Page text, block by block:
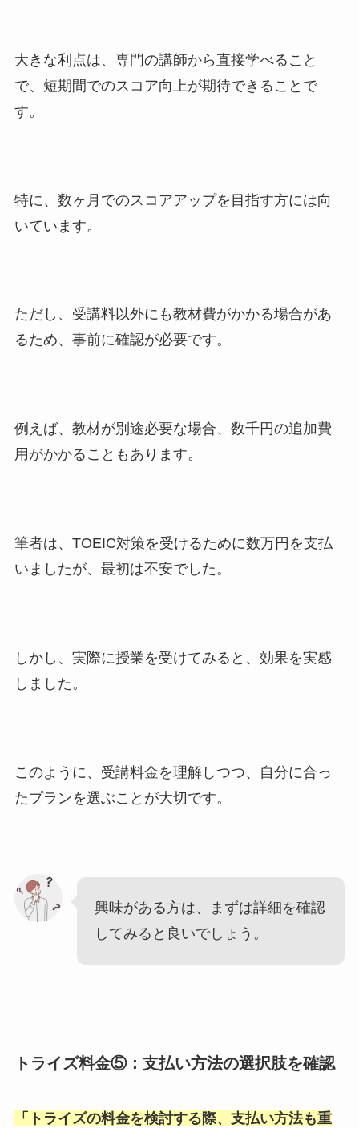
大きな利点は、専門の講師から直接学べること
で、短期間でのスコア向上が期待できることで
す。
特に、数ヶ月でのスコアアップを目指す方には向
いています。
ただし、受講料以外にも教材費がかかる場合があ
るため、事前に確認が必要です。
例えば、教材が別途必要な場合、数千円の追加費
用がかかることもあります。
筆者は、TOEIC対策を受けるために数万円を支払
いましたが、最初は不安でした。
しかし、実際に授業を受けてみると、効果を実感
しました。
このように、受講料金を理解しつつ、自分に合っ
たプランを選ぶことが大切です。
興味がある方は、まずは詳細を確認
してみると良いでしょう。
トライズ料金⑤：支払い方法の選択肢を確認
「
トライズの料金を検討する際、支払い方法も重